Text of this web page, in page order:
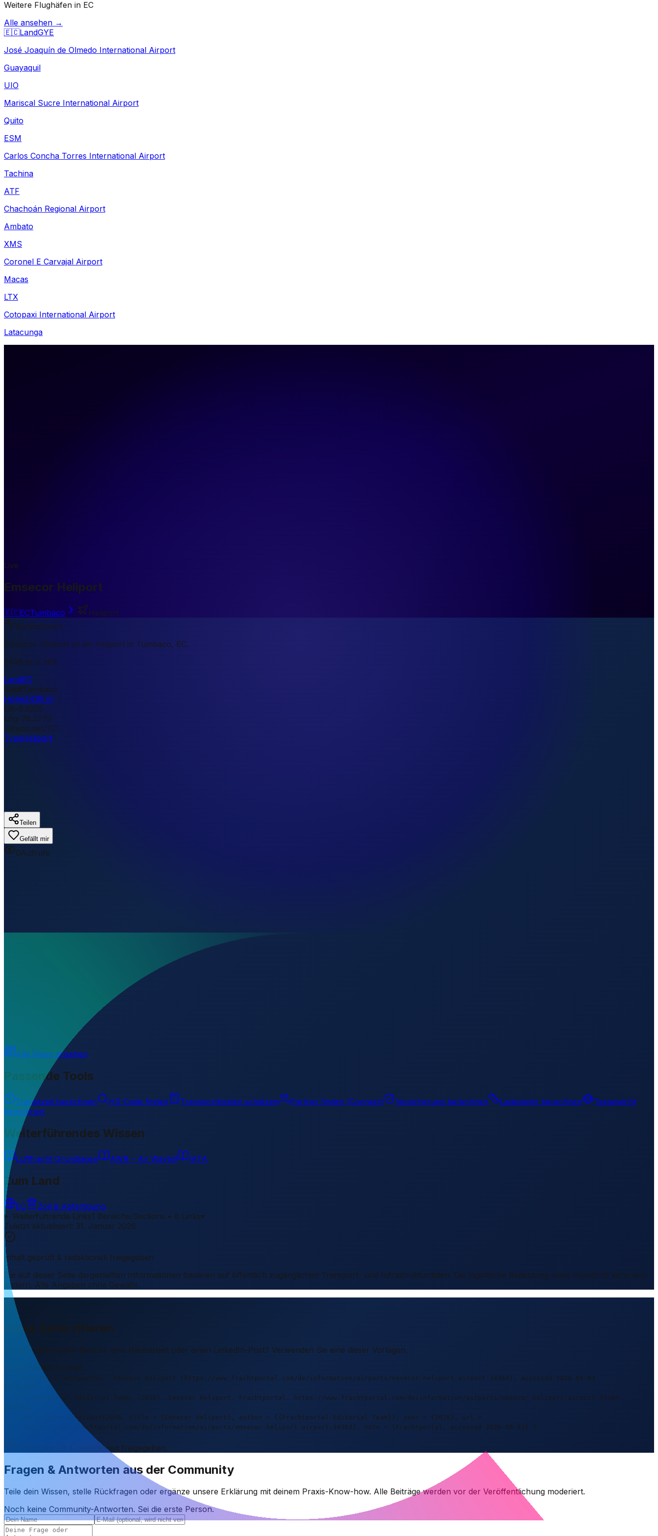
Weitere Flughäfen in EC
Alle ansehen →
🇪🇨LandGYE
José Joaquín de Olmedo International Airport
Guayaquil
UIO
Mariscal Sucre International Airport
Quito
ESM
Carlos Concha Torres International Airport
Tachina
ATF
Chachoán Regional Airport
Ambato
XMS
Coronel E Carvajal Airport
Macas
LTX
Cotopaxi International Airport
Latacunga
Live
Emsecor Heliport
🇪🇨ECTumbaco
Heliport
Kurzantwort
Emsecor Heliport ist ein Heliport in Tumbaco, EC.
2438 m ü. NN.
LandEC
StadtTumbaco
Höhe2438 m
Lat-0.2225
Lng-78.3779
TimezoneUTC
TypeHeliport
Teilen
Gefällt mir
0Aufrufe
Auf welcher Höhe liegt Emsecor Heliport?
-78.37795
m ü. NN
Alle News ansehen
Passende Tools
Transitzeit berechnen HS-Code finden Transportkosten schätzen Partner finden (Connect) Versicherung berechnen Lademeter berechnen
Taxgewicht
berechnen
Weiterführendes Wissen
Luftfracht Grundlagen AWB – Air Waybill IATA
Zum Land
EC
Zoll & Abfertigung
Weiterführende Links1 Bereiche/Sections • 8 Links▾
Zuletzt aktualisiert: 31. Januar 2026
Inhalt geprüft & redaktionell freigegeben
Die auf dieser Seite dargestellten Informationen basieren auf öffentlich zugänglichen Transport- und Infrastrukturdaten. Die logistische Bedeutung eines Standorts kann sich
ändern. Alle Angaben ohne Gewähr.
Diese Seite zitieren
Sie schreiben einen Bericht, eine Hausarbeit oder einen LinkedIn-Post? Verwenden Sie eine dieser Vorlagen.
Empfohlenes Format
Source: Frachtportal – Emsecor Heliport (https://www.frachtportal.com/de/information/airports/emsecor-heliport-airport-34364), accessed 2026-08-03
Frachtportal Editorial Team. (2026). Emsecor Heliport. Frachtportal. https://www.frachtportal.com/de/information/airports/emsecor-heliport-airport-34364
@misc{emsecorheliport2026, title = {Emsecor Heliport}, author = {{Frachtportal Editorial Team}}, year = {2026}, url =
{https://www.frachtportal.com/de/information/airports/emsecor-heliport-airport-34364}, note = {Frachtportal, accessed 2026-08-03} }
Inhalt geprüft & redaktionell freigegeben.
Fragen & Antworten aus der Community
Teile dein Wissen, stelle Rückfragen oder ergänze unsere Erklärung mit deinem Praxis-Know-how. Alle Beiträge werden vor der Veröffentlichung moderiert.
Noch keine Community-Antworten. Sei die erste Person.